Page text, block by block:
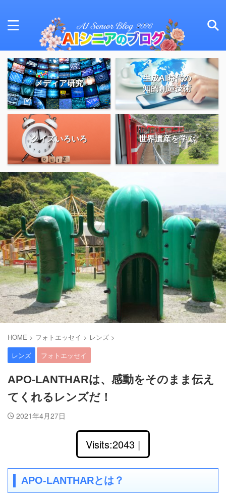
メディア研究
生成AI時代の
知的創造技術
クイズいろいろ 世界遺産を学ぶ
HOME > フォトエッセイ > レンズ >
レンズ
フォトエッセイ
APO-LANTHARは、感動をそのまま伝え
てくれるレンズだ！
2021年4月27日
Visits:2043 |
APO-LANTHARとは？